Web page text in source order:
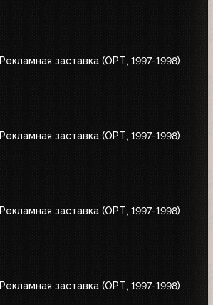
Рекламная заставка (ОРТ, 1997-1998)
Рекламная заставка (ОРТ, 1997-1998)
Рекламная заставка (ОРТ, 1997-1998)
Рекламная заставка (ОРТ, 1997-1998)